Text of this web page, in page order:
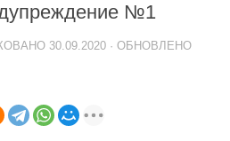
№1
30.09.2020 · ОБНОВЛЕНО